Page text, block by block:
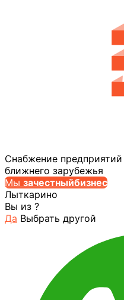
Снабжение
ближнего зарубежья
Мы зачестныйбизнес
Лыткарино
Вы из ?
Да Выбрать другой